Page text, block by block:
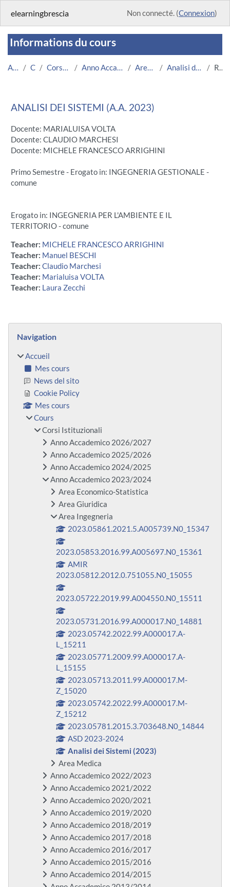
elearningbrescia Non connecté. (Connexion)
Informations du cours
Accueil Cours Corsi Istituzionali Anno Accademico 2023/2024 Area Ingegneria Analisi dei Sistemi (2023) Résumé
ANALISI DEI SISTEMI (A.A. 2023)
Docente: MARIALUISA VOLTA
Docente: CLAUDIO MARCHESI
Docente: MICHELE FRANCESCO ARRIGHINI
Primo Semestre - Erogato in: INGEGNERIA GESTIONALE -
comune
Erogato in: INGEGNERIA PER L'AMBIENTE E IL
TERRITORIO - comune
Teacher: MICHELE FRANCESCO ARRIGHINI
Teacher: Manuel BESCHI
Teacher: Claudio Marchesi
Teacher: Marialuisa VOLTA
Teacher: Laura Zecchi
Blocs
Navigation
Accueil
Mes cours
News del sito
Cookie Policy
Mes cours
Cours
Corsi Istituzionali
Anno Accademico 2026/2027
Anno Accademico 2025/2026
Anno Accademico 2024/2025
Anno Accademico 2023/2024
Area Economico-Statistica
Area Giuridica
Area Ingegneria
2023.05861.2021.5.A005739.N0_15347
2023.05853.2016.99.A005697.N0_15361
AMIR
2023.05812.2012.0.751055.N0_15055
2023.05722.2019.99.A004550.N0_15511
2023.05731.2016.99.A000017.N0_14881
2023.05742.2022.99.A000017.A-
L_15211
2023.05771.2009.99.A000017.A-
L_15155
2023.05713.2011.99.A000017.M-
Z_15020
2023.05742.2022.99.A000017.M-
Z_15212
2023.05781.2015.3.703648.N0_14844
ASD 2023-2024
Analisi dei Sistemi (2023)
Area Medica
Anno Accademico 2022/2023
Anno Accademico 2021/2022
Anno Accademico 2020/2021
Anno Accademico 2019/2020
Anno Accademico 2018/2019
Anno Accademico 2017/2018
Anno Accademico 2016/2017
Anno Accademico 2015/2016
Anno Accademico 2014/2015